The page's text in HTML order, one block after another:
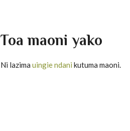
Toa maoni yako
Ni lazima uingie ndani kutuma maoni.